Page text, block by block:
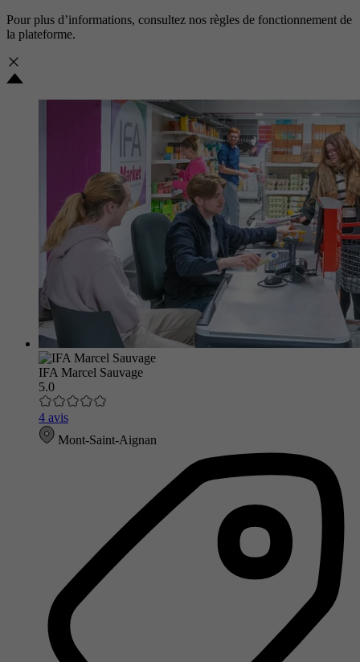
Pour plus d’informations, consultez nos règles de fonctionnement de
la plateforme.
IFA Marcel Sauvage
5.0
4 avis
Mont-Saint-Aignan